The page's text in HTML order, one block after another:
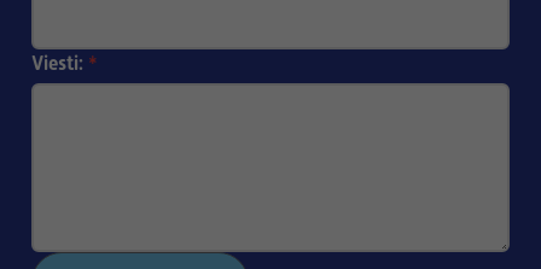
Viesti: *